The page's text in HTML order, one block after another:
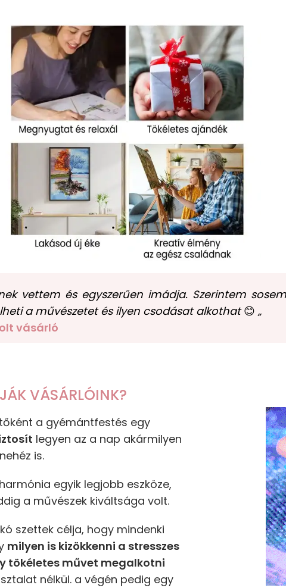
vettem és egyszerűen imádja. Szerintem
a művészetet és ilyen csodásat alkothat😊 „
vásárló
VÁSÁRLÓINK?
a gyémántfestés egy
legyen az a nap akármilyen
nehéz is.
egyik legjobb eszköze,
a művészek kiváltsága volt.
szettek célja, hogy mindenki
milyen is kizökkenni a stresszes
tökéletes művet megalkotni
nélkül. a végén pedig egy